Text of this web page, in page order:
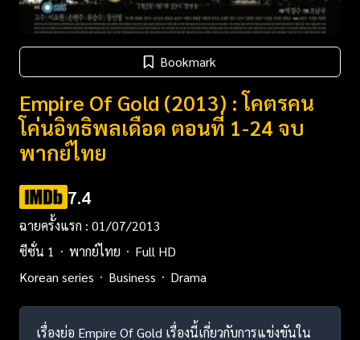
Bookmark
Empire Of Gold (2013) : โคตรคน
โค่นอิทธิพลเดือด ตอนที่ 1-24 จบ
พากย์ไทย
7.4
ฉายครั้งแรก : 01/07/2013
ซีซั่น 1
พากย์ไทย
Full HD
Korean series
Business Drama
เรื่องย่อ Empire Of Gold เรื่องนี้เกี่ยวกับการแข่งขันใน